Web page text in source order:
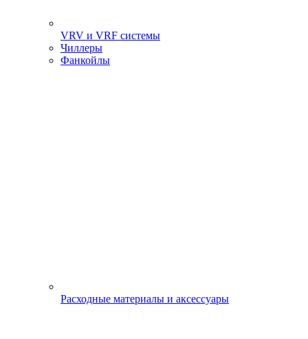
VRV и VRF системы
Чиллеры
Фанкойлы
Расходные материалы и аксессуары